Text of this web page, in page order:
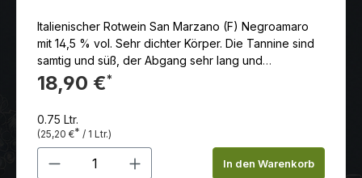
Italienischer Rotwein San Marzano (F) Negroamaro
mit 14,5 % vol. Sehr dichter Körper. Die Tannine sind
samtig und süß, der Abgang sehr lang und
fruchtbetont.Die Trauben werden von Hand gelesen
und in kleine Körbe gelegt.
18,90 €*
0.75 Ltr.
(25,20 €* / 1 Ltr.)
Produkt Anzahl: Gib denIn den Warenkorb